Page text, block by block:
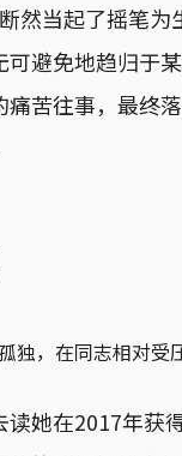
然当起了摇笔
可避免地趋归
苦往事，最终
独，在同志相对受
她在2017年